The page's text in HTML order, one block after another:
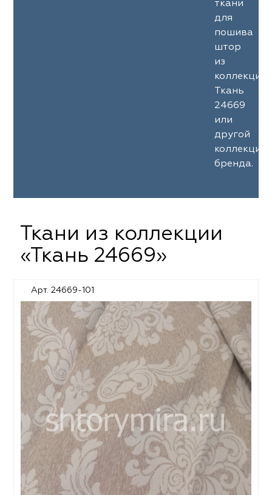
ткани
для
пошива
штор
из
Ткань
24669
или
другой
коллекции
бренда.
Ткани из коллекции
«Ткань 24669»
Арт. 24669-101